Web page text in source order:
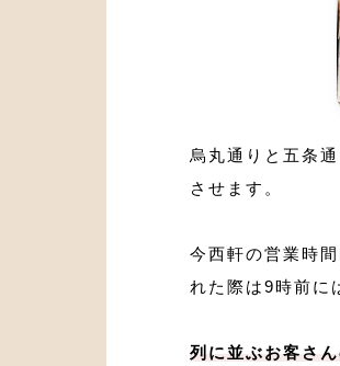
烏丸通りと五条
させます。
今西軒の営業時
れた際は9時前に
列に並ぶお客さ